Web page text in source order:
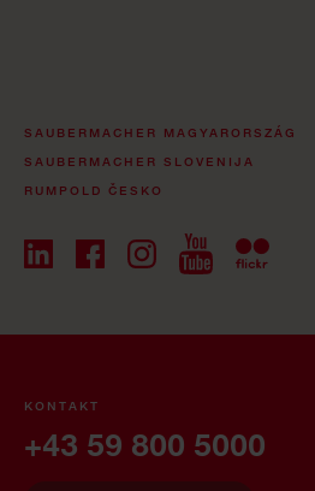
SAUBERMACHER MAGYARORSZÁG
SAUBERMACHER SLOVENIJA
RUMPOLD ČESKO
KONTAKT
+43 59 800 5000